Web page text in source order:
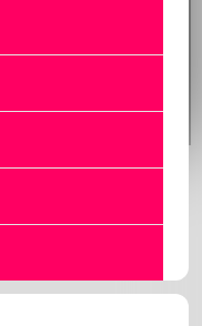
Trionfo al Sociale